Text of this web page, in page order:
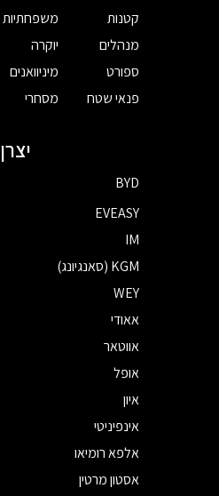
קטנות
מנהלים
ספורט
פנאי שטח
משפחתיות
יוקרה
מיניוואנים
מסחרי
יצרן
BYD
EVEASY
IM
KGM (סאנגיונג)
WEY
אאודי
אווטאר
אופל
איון
אינפיניטי
אלפא רומיאו
אסטון מרטין